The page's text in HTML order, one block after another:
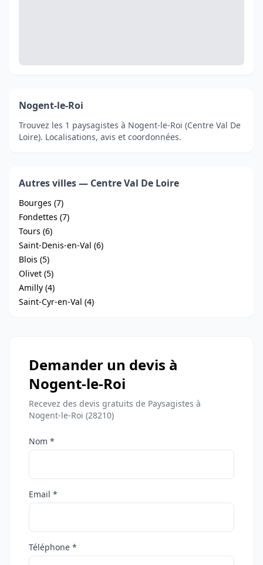
Nogent-le-Roi
Trouvez les 1 paysagistes à Nogent-le-Roi (Centre Val De
Loire). Localisations, avis et coordonnées.
Autres villes — Centre Val De Loire
Bourges (7)
Fondettes (7)
Tours (6)
Saint-Denis-en-Val (6)
Blois (5)
Olivet (5)
Amilly (4)
Saint-Cyr-en-Val (4)
Demander un devis à
Nogent-le-Roi
Recevez des devis gratuits de Paysagistes à
Nogent-le-Roi (28210)
Nom *
Email *
Téléphone *